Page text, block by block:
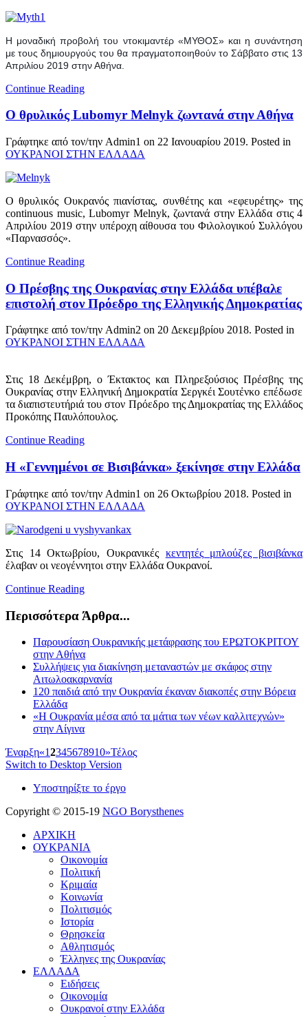
Η μοναδική προβολή του ντοκιμαντέρ «ΜΥΘΟΣ» και η συνάντηση
με τους δημιουργούς του θα πραγματοποιηθούν το Σάββατο στις 13
Απριλίου 2019 στην Αθήνα.
Continue Reading
O θρυλικός Lubomyr Melnyk ζωντανά στην Αθήνα
Γράφτηκε από τον/την Admin1 on 22 Ιανουαρίου 2019. Posted in
ΟΥΚΡΑΝΟΙ ΣΤΗΝ ΕΛΛΑΔΑ
O θρυλικός Ουκρανός πιανίστας, συνθέτης και «εφευρέτης» της
continuous music, Lubomyr Melnyk, ζωντανά στην Ελλάδα στις 4
Απριλίου 2019 στην υπέροχη αίθουσα του Φιλολογικού Συλλόγου
«Παρνασσός».
Continue Reading
Ο Πρέσβης της Ουκρανίας στην Ελλάδα υπέβαλε
επιστολή στον Πρόεδρο της Ελληνικής Δημοκρατίας
Γράφτηκε από τον/την Admin2 on 20 Δεκεμβρίου 2018. Posted in
ΟΥΚΡΑΝΟΙ ΣΤΗΝ ΕΛΛΑΔΑ
Στις 18 Δεκέμβρη, ο Έκτακτος και Πληρεξούσιος Πρέσβης της
Ουκρανίας στην Ελληνική Δημοκρατία Σεργκέι Σουτἐνκο επέδωσε
τα διαπιστευτήριά του στον Πρόεδρο της Δημοκρατίας της Ελλάδος
Προκόπης Παυλόπουλος.
Continue Reading
Η «Γεννημένοι σε Βισιβάνκα» ξεκίνησε στην Ελλάδα
Γράφτηκε από τον/την Admin1 on 26 Οκτωβρίου 2018. Posted in
ΟΥΚΡΑΝΟΙ ΣΤΗΝ ΕΛΛΑΔΑ
Στις 14 Οκτωβρίου, Ουκρανικές κεντητές μπλούζες βισιβάνκα
έλαβαν οι νεογέννητοι στην Ελλάδα Ουκρανοί.
Continue Reading
Περισσότερα Άρθρα...
Παρουσίαση Ουκρανικής μετάφρασης του ΕΡΩΤΟΚΡΙΤΟΥ
στην Αθήνα
Συλλήψεις για διακίνηση μεταναστών με σκάφος στην
Αιτωλοακαρνανία
120 παιδιά από την Ουκρανία έκαναν διακοπές στην Βόρεια
Ελλάδα
«Η Ουκρανία μέσα από τα μάτια των νέων καλλιτεχνών»
στην Αίγινα
Έναρξη«12345678910»Τέλος
Switch to Desktop Version
Υποστηρίξτε το έργο
Copyright © 2015-19 NGO Borysthenes
ΑΡΧΙΚΗ
ΟΥΚΡΑΝΙΑ
Οικονομία
Πολιτική
Κριμαία
Κοινωνία
Πολιτισμός
Ιστορία
Θρησκεία
Αθλητισμός
Έλληνες της Ουκρανίας
ΕΛΛΑΔΑ
Ειδήσεις
Οικονομία
Ουκρανοί στην Ελλάδα